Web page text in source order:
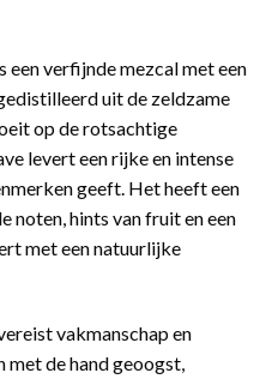
een verfijnde mezcal met een
uit de zeldzame
op de rotsachtige
levert een rijke en intense
geeft. Het heeft een
noten, hints van fruit en een
met een natuurlijke
vakmanschap en
met de hand geoogst,